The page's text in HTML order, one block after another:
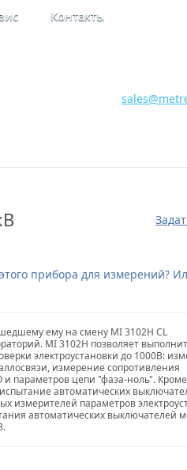
Контакты
прибора для измерений?
ему на смену MI 3102H CL
MI 3102H позволяет
электроустановки до 1000В:
измерение сопротивления
параметров цепи "фаза-ноль".
автоматических
измерителей параметров
автоматических выключателей